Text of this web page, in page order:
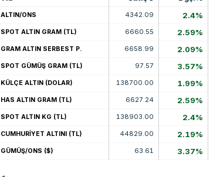
ALTIN/ONS 4342.09 2.4%
SPOT ALTIN GRAM (TL) 6660.55 2.59%
GRAM ALTIN SERBEST P. 6658.99 2.09%
SPOT GÜMÜŞ GRAM (TL) 97.57 3.57%
KÜLÇE ALTIN (DOLAR) 138700.00 1.99%
HAS ALTIN GRAM (TL) 6627.24 2.59%
SPOT ALTIN KG (TL) 138903.00 2.4%
CUMHURİYET ALTINI (TL) 44829.00 2.19%
GÜMÜŞ/ONS ($) 63.61 3.37%